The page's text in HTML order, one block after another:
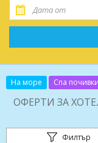
На море Спа почивки
ОФЕРТИ ЗА
Филтър